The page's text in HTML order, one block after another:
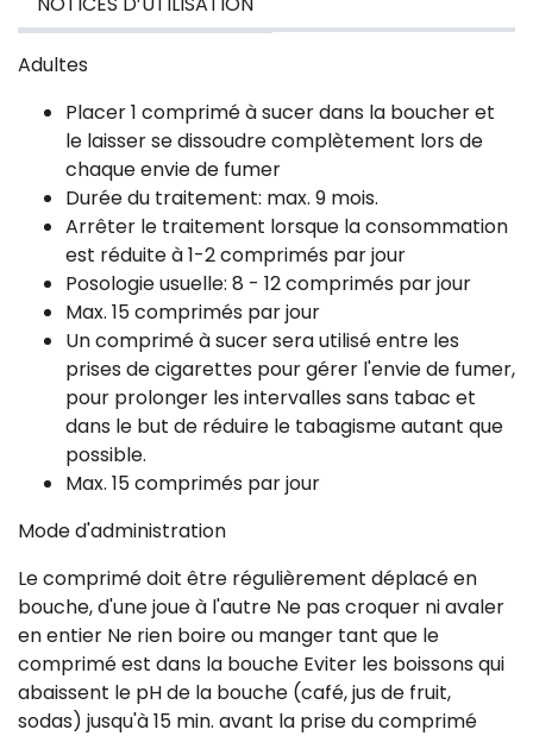
Adultes
Placer 1 comprimé à sucer dans la boucher et
le laisser se dissoudre complètement lors de
chaque envie de fumer
Durée du traitement: max. 9 mois.
Arrêter le traitement lorsque la consommation
est réduite à 1-2 comprimés par jour
Posologie usuelle: 8 - 12 comprimés par jour
Max. 15 comprimés par jour
Un comprimé à sucer sera utilisé entre les
prises de cigarettes pour gérer l'envie de fumer,
pour prolonger les intervalles sans tabac et
dans le but de réduire le tabagisme autant que
possible.
Max. 15 comprimés par jour
Mode d'administration
Le comprimé doit être régulièrement déplacé en
bouche, d'une joue à l'autre Ne pas croquer ni avaler
en entier Ne rien boire ou manger tant que le
comprimé est dans la bouche Eviter les boissons qui
abaissent le pH de la bouche (café, jus de fruit,
sodas) jusqu'à 15 min. avant la prise du comprimé